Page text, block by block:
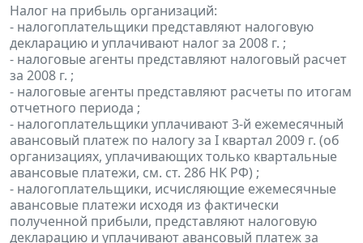
Налог на прибыль организаций:
- налогоплательщики представляют налоговую
декларацию и уплачивают налог за 2008 г. ;
- налоговые агенты представляют налоговый расчет
за 2008 г. ;
- налоговые агенты представляют расчеты по итогам
отчетного периода ;
- налогоплательщики уплачивают 3-й ежемесячный
авансовый платеж по налогу за I квартал 2009 г. (об
организациях, уплачивающих только квартальные
авансовые платежи, см. ст. 286 НК РФ) ;
- налогоплательщики, исчисляющие ежемесячные
авансовые платежи исходя из фактически
полученной прибыли, представляют налоговую
декларацию и уплачивают авансовый платеж за